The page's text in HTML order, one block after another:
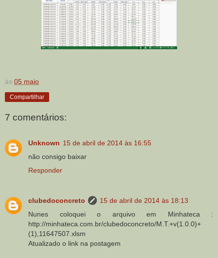
às 05 maio
Compartilhar
7 comentários:
Unknown 15 de abril de 2014 às 16:55
não consigo baixar
Responder
clubedoconcreto
15 de abril de 2014 às 18:13
Nunes coloquei o arquivo em Minhateca :
http://minhateca.com.br/clubedoconcreto/M.T.+v(1.0.0)+
(1),11647507.xlsm
Atualizado o link na postagem